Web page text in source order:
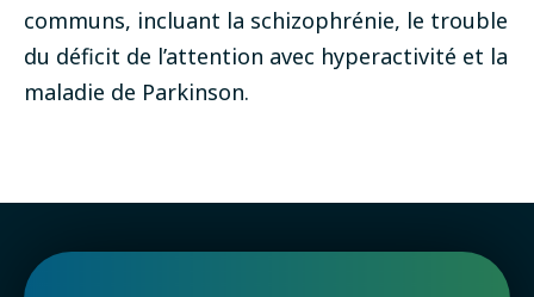
communs, incluant la schizophrénie, le trouble
du déficit de l’attention avec hyperactivité et la
maladie de Parkinson.